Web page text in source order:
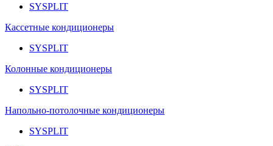
SYSPLIT
Кассетные кондиционеры
SYSPLIT
Колонные кондиционеры
SYSPLIT
Напольно-потолочные кондиционеры
SYSPLIT